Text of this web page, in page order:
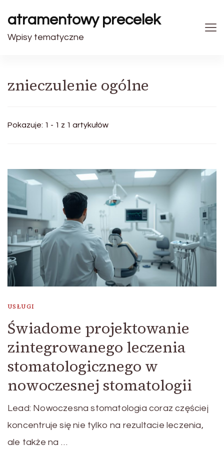
atramentowy precelek
Wpisy tematyczne
znieczulenie ogólne
Pokazuje: 1 - 1 z 1 artykułów
USŁUGI
Świadome projektowanie
zintegrowanego leczenia
stomatologicznego w
nowoczesnej stomatologii
Lead: Nowoczesna stomatologia coraz częściej
koncentruje się nie tylko na rezultacie leczenia,
ale także na …